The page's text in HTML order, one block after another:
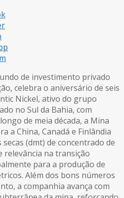
de investimento privado
celebra o aniversário de seis
Nickel, ativo do grupo
no Sul da Bahia, com
de meia década, a Mina
a China, Canadá e Finlândia
(dmt) de concentrado de
relevância na transição
para a produção de
Além dos bons números
a companhia avança com